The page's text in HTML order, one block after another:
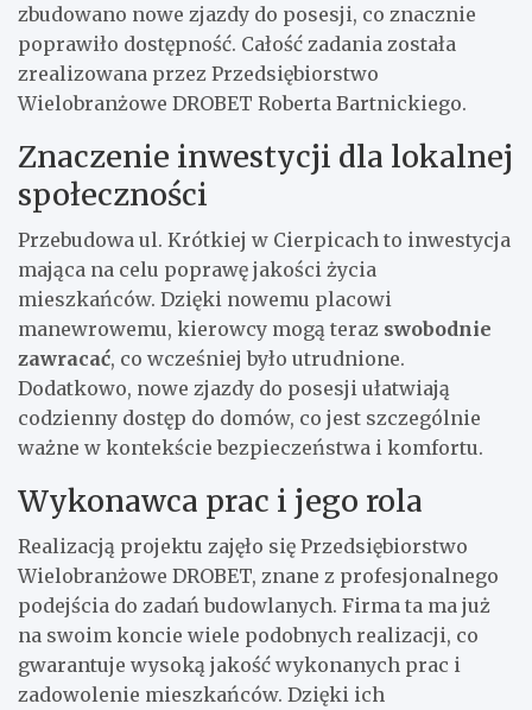
zbudowano nowe zjazdy do posesji, co znacznie
poprawiło dostępność. Całość zadania została
zrealizowana przez Przedsiębiorstwo
Wielobranżowe DROBET Roberta Bartnickiego.
Znaczenie inwestycji dla lokalnej
społeczności
Przebudowa ul. Krótkiej w Cierpicach to inwestycja
mająca na celu poprawę jakości życia
mieszkańców. Dzięki nowemu placowi
manewrowemu, kierowcy mogą teraz swobodnie
zawracać, co wcześniej było utrudnione.
Dodatkowo, nowe zjazdy do posesji ułatwiają
codzienny dostęp do domów, co jest szczególnie
ważne w kontekście bezpieczeństwa i komfortu.
Wykonawca prac i jego rola
Realizacją projektu zajęło się Przedsiębiorstwo
Wielobranżowe DROBET, znane z profesjonalnego
podejścia do zadań budowlanych. Firma ta ma już
na swoim koncie wiele podobnych realizacji, co
gwarantuje wysoką jakość wykonanych prac i
zadowolenie mieszkańców. Dzięki ich